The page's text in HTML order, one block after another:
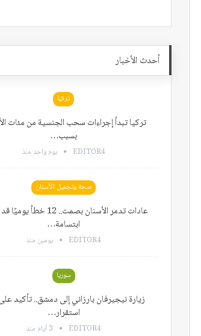
أحدث الأخبار
تركيا
تركيا تبدأ إجراءات سحب الجنسية من مئات
بسبب…
EDITOR4 يوم واحد منذ
صحة وتجميل الأسنان
عادات تدمر الأسنان بصمت.. 12
ابتسامة…
EDITOR4 يومين منذ
سوريا
زيارة نيجيرفان بارزاني إلى دمشق.. تأكيد
استقرار…
EDITOR4 3 أيام منذ